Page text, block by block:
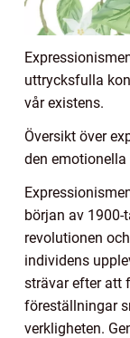
uttrycksfulla
vår existens.
Översikt över
den
början av 1900-
revolutionen
individens
strävar efter att
föreställningar
verkligheten.